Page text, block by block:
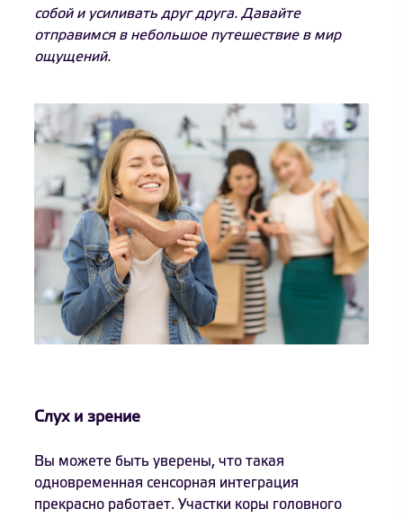
собой и усиливать друг друга. Давайте
отправимся в небольшое путешествие в мир
ощущений.
Слух и зрение
Вы можете быть уверены, что такая
одновременная сенсорная интеграция
прекрасно работает. Участки коры головного